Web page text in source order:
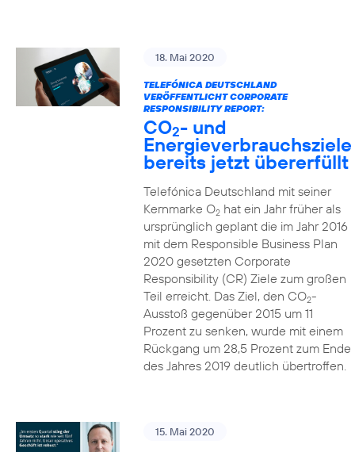
18. Mai 2020
TELEFÓNICA DEUTSCHLAND
VERÖFFENTLICHT CORPORATE
RESPONSIBILITY REPORT:
CO2- und
Energieverbrauchsziele
bereits jetzt übererfüllt
Telefónica Deutschland mit seiner
Kernmarke O2hat ein Jahr früher als
ursprünglich geplant die im Jahr 2016
mit dem Responsible Business Plan
2020 gesetzten Corporate
Responsibility (CR) Ziele zum großen
Teil erreicht. Das Ziel, den CO2-
Ausstoß gegenüber 2015 um 11
Prozent zu senken, wurde mit einem
Rückgang um 28,5 Prozent zum Ende
des Jahres 2019 deutlich übertroffen.
15. Mai 2020